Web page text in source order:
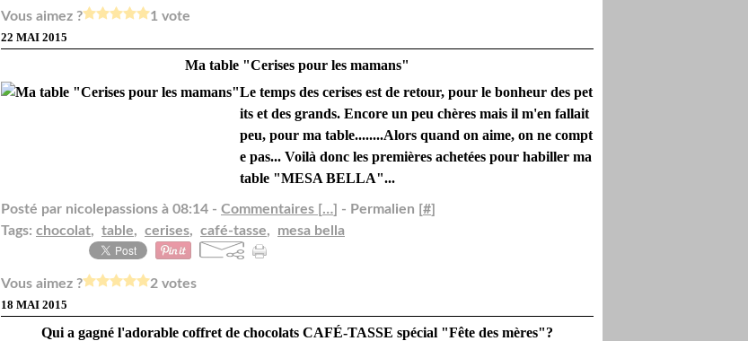
Vous aimez ? 1 vote
22 MAI 2015
Ma table "Cerises pour les mamans"
Le temps des cerises est de retour, pour le bonheur des pet
its et des grands. Encore un peu chères mais il m'en fallait
peu, pour ma table........Alors quand on aime, on ne compt
e pas... Voilà donc les premières achetées pour habiller ma
table "MESA BELLA"...
Posté par nicolepassions à 08:14 - Commentaires […] - Permalien [#]
Tags: chocolat, table, cerises, café-tasse, mesa bella
Vous aimez ? 2 votes
18 MAI 2015
Qui a gagné l'adorable coffret de chocolats CAFÉ-TASSE spécial "Fête des mères"?